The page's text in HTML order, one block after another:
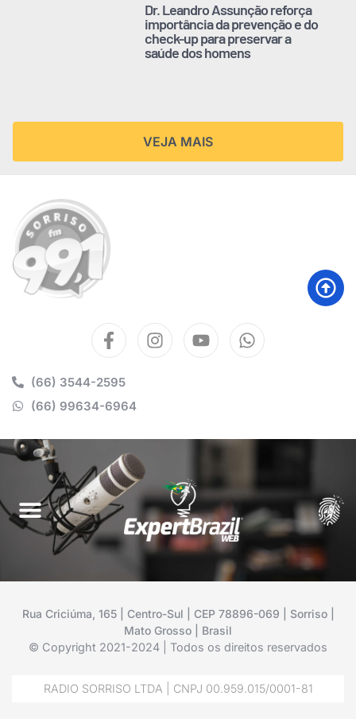
Dr. Leandro Assunção reforça
importância da prevenção e do
check-up para preservar a
saúde dos homens
VEJA MAIS
(66) 3544-2595
(66) 99634-6964
Rua Criciúma, 165 | Centro-Sul | CEP 78896-069 | Sorriso |
Mato Grosso | Brasil
© Copyright 2021-2024 | Todos os direitos reservados
RADIO SORRISO LTDA | CNPJ 00.959.015/0001-81